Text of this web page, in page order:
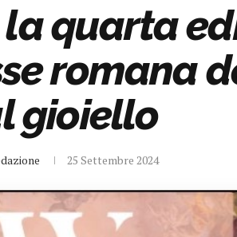
la quarta
romana
gioiello
25 Settembre 2024